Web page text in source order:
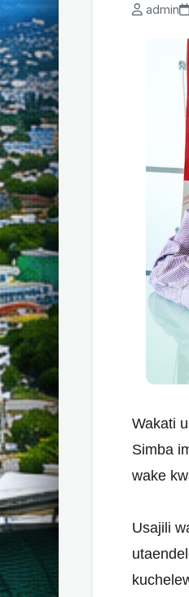
admin
Wakati
Simba
wake
Usajili